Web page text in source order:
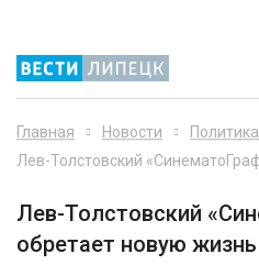
Главная Новости
Политика
Лев-Толстовский
Лев-Толстовский
обретает новую жизнь